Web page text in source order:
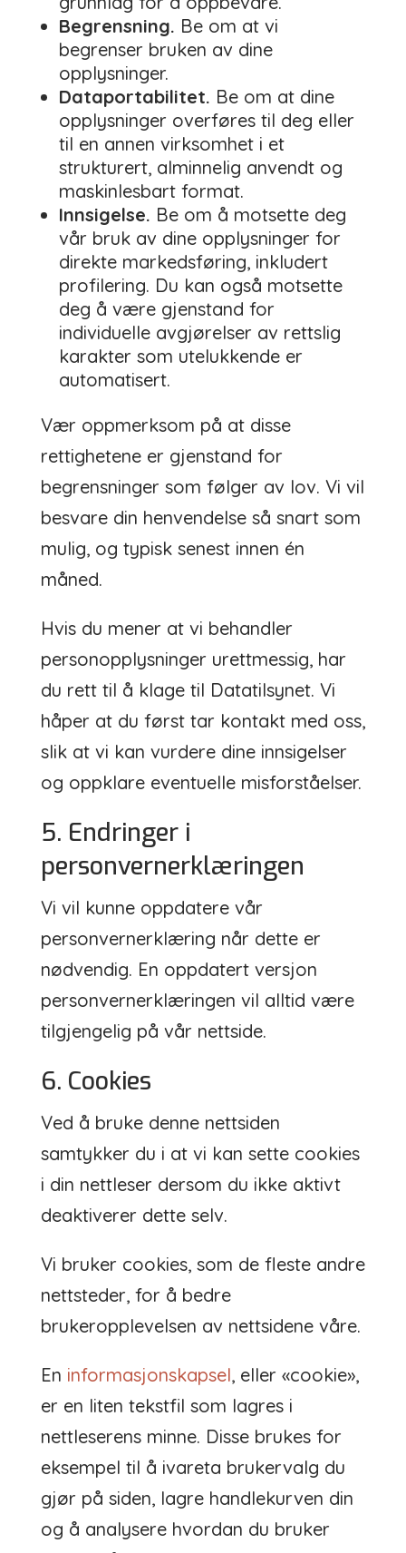
Begrensning. Be om at vi
begrenser bruken av dine
opplysninger.
Dataportabilitet. Be om at dine
opplysninger overføres til deg eller
til en annen virksomhet i et
strukturert, alminnelig anvendt og
maskinlesbart format.
Innsigelse. Be om å motsette deg
vår bruk av dine opplysninger for
direkte markedsføring, inkludert
profilering. Du kan også motsette
deg å være gjenstand for
individuelle avgjørelser av rettslig
karakter som utelukkende er
automatisert.
Vær oppmerksom på at disse
rettighetene er gjenstand for
begrensninger som følger av lov. Vi vil
besvare din henvendelse så snart som
mulig, og typisk senest innen én
måned.
Hvis du mener at vi behandler
personopplysninger urettmessig, har
du rett til å klage til Datatilsynet. Vi
håper at du først tar kontakt med oss,
slik at vi kan vurdere dine innsigelser
og oppklare eventuelle misforståelser.
5. Endringer i
personvernerklæringen
Vi vil kunne oppdatere vår
personvernerklæring når dette er
nødvendig. En oppdatert versjon
personvernerklæringen vil alltid være
tilgjengelig på vår nettside.
6. Cookies
Ved å bruke denne nettsiden
samtykker du i at vi kan sette cookies
i din nettleser dersom du ikke aktivt
deaktiverer dette selv.
Vi bruker cookies, som de fleste andre
nettsteder, for å bedre
brukeropplevelsen av nettsidene våre.
En informasjonskapsel, eller «cookie»,
er en liten tekstfil som lagres i
nettleserens minne. Disse brukes for
eksempel til å ivareta brukervalg du
gjør på siden, lagre handlekurven din
og å analysere hvordan du bruker